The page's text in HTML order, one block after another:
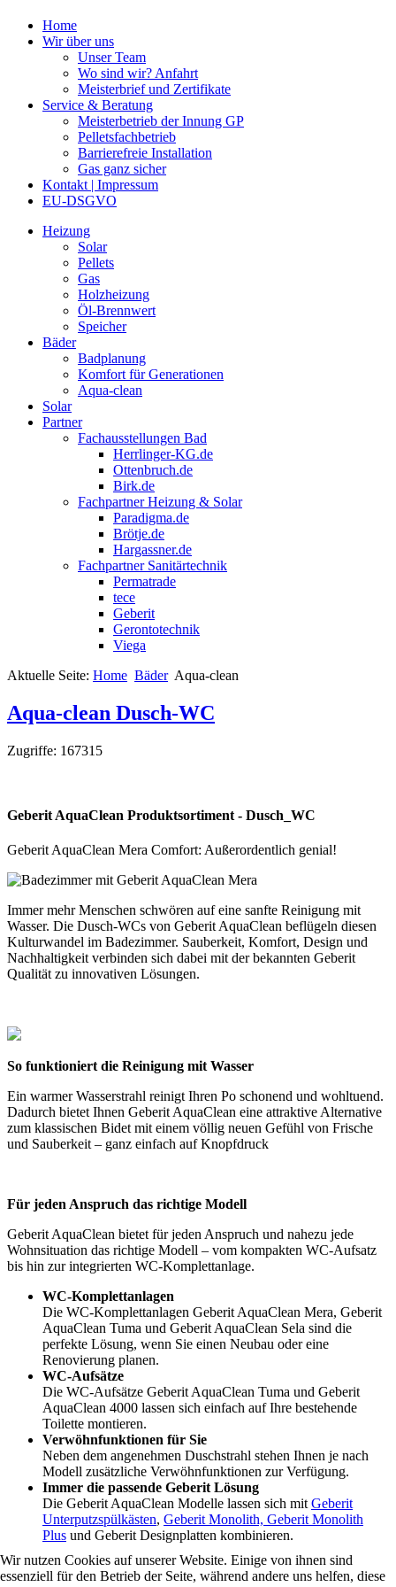
Home
Wir über uns
Unser Team
Wo sind wir? Anfahrt
Meisterbrief und Zertifikate
Service & Beratung
Meisterbetrieb der Innung GP
Pelletsfachbetrieb
Barrierefreie Installation
Gas ganz sicher
Kontakt | Impressum
EU-DSGVO
Heizung
Solar
Pellets
Gas
Holzheizung
Öl-Brennwert
Speicher
Bäder
Badplanung
Komfort für Generationen
Aqua-clean
Solar
Partner
Fachausstellungen Bad
Herrlinger-KG.de
Ottenbruch.de
Birk.de
Fachpartner Heizung & Solar
Paradigma.de
Brötje.de
Hargassner.de
Fachpartner Sanitärtechnik
Permatrade
tece
Geberit
Gerontotechnik
Viega
Aktuelle Seite: Home Bäder Aqua-clean
Aqua-clean Dusch-WC
Zugriffe: 167315
Geberit AquaClean Produktsortiment - Dusch_WC
Geberit AquaClean Mera Comfort: Außerordentlich genial!
Immer mehr Menschen schwören auf eine sanfte Reinigung mit
Wasser. Die Dusch-WCs von Geberit AquaClean beflügeln diesen
Kulturwandel im Badezimmer. Sauberkeit, Komfort, Design und
Nachhaltigkeit verbinden sich dabei mit der bekannten Geberit
Qualität zu innovativen Lösungen.
So funktioniert die Reinigung mit Wasser
Ein warmer Wasserstrahl reinigt Ihren Po schonend und wohltuend.
Dadurch bietet Ihnen Geberit AquaClean eine attraktive Alternative
zum klassischen Bidet mit einem völlig neuen Gefühl von Frische
und Sauberkeit – ganz einfach auf Knopfdruck
Für jeden Anspruch das richtige Modell
Geberit AquaClean bietet für jeden Anspruch und nahezu jede
Wohnsituation das richtige Modell – vom kompakten WC-Aufsatz
bis hin zur integrierten WC-Komplettanlage.
WC-Komplettanlagen
Die WC-Komplettanlagen Geberit AquaClean Mera, Geberit
AquaClean Tuma und Geberit AquaClean Sela sind die
perfekte Lösung, wenn Sie einen Neubau oder eine
Renovierung planen.
WC-Aufsätze
Die WC-Aufsätze Geberit AquaClean Tuma und Geberit
AquaClean 4000 lassen sich einfach auf Ihre bestehende
Toilette montieren.
Verwöhnfunktionen für Sie
Neben dem angenehmen Duschstrahl stehen Ihnen je nach
Modell zusätzliche Verwöhnfunktionen zur Verfügung.
Immer die passende Geberit Lösung
Die Geberit AquaClean Modelle lassen sich mit Geberit
Unterputzspülkästen, Geberit Monolith, Geberit Monolith
Plus und Geberit Designplatten kombinieren.
Wir nutzen Cookies auf unserer Website. Einige von ihnen sind
essenziell für den Betrieb der Seite, während andere uns helfen, diese